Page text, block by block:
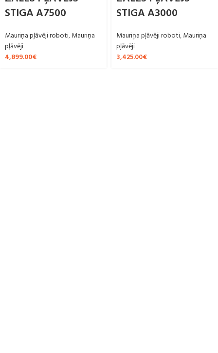
STIGA A7500
Mauriņa pļāvēji roboti,Mauriņa
pļāvēji
4,899.00€
STIGA A3000
Mauriņa pļāvēji roboti,Mauriņa
pļāvēji
3,425.00€